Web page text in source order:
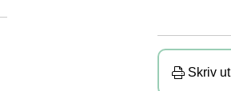
Skriv ut